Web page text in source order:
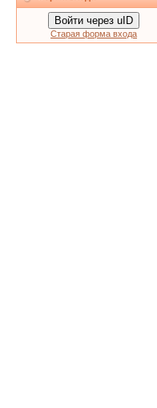
Войти через uID
Старая форма входа